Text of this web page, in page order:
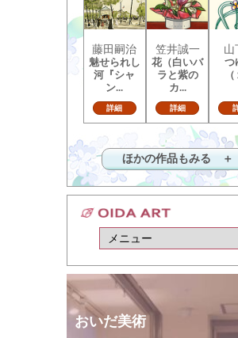
藤田嗣治
魅せられし
河『シャ
ン...
詳細
笠井誠一
花（白いバ
ラと紫の
カ...
詳細
山
つ
ほかの作品もみる ＋
おいだ美術